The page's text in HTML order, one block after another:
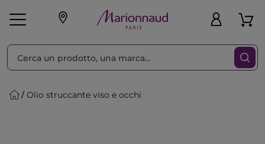
Make-up Profumi
Olio struccante viso e occhi
Ordina per Filtra